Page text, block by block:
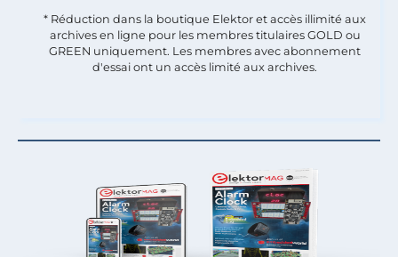
* Réduction dans la boutique Elektor et accès illimité aux
archives en ligne pour les membres titulaires GOLD ou
GREEN uniquement. Les membres avec abonnement
d'essai ont un accès limité aux archives.